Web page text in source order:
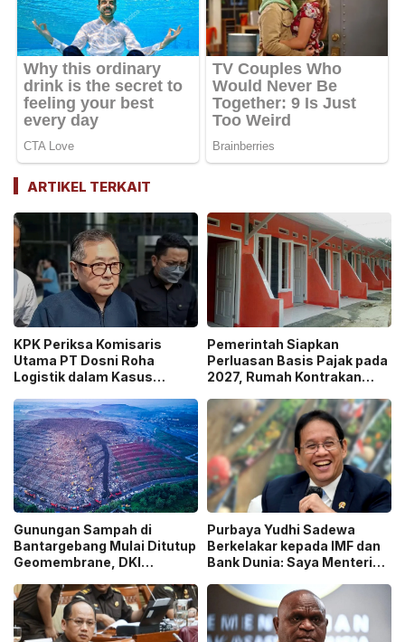
ARTIKEL TERKAIT
KPK Periksa Komisaris
Utama PT Dosni Roha
Logistik dalam Kasus
Pengangkutan Bansos!
Pemerintah Siapkan
Perluasan Basis Pajak pada
2027, Rumah Kontrakan
Pengawasan!
Gunungan Sampah di
Bantargebang Mulai Ditutup
Geomembrane, DKI
Sistem Open Dumping!
Purbaya Yudhi Sadewa
Berkelakar kepada IMF dan
Bank Dunia: Saya Menteri
Beruntung di Dunia!